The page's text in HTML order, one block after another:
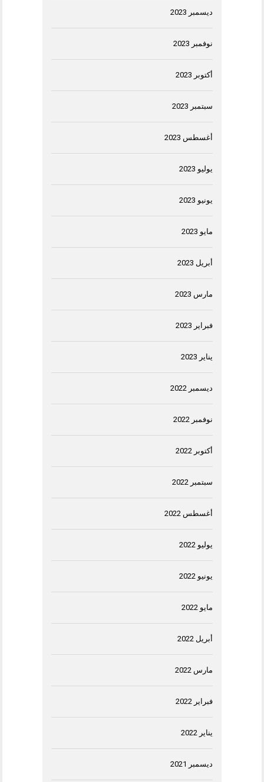
ديسمبر 2023
نوفمبر 2023
أكتوبر 2023
سبتمبر 2023
أغسطس 2023
يوليو 2023
يونيو 2023
مايو 2023
أبريل 2023
مارس 2023
فبراير 2023
يناير 2023
ديسمبر 2022
نوفمبر 2022
أكتوبر 2022
سبتمبر 2022
أغسطس 2022
يوليو 2022
يونيو 2022
مايو 2022
أبريل 2022
مارس 2022
فبراير 2022
يناير 2022
ديسمبر 2021